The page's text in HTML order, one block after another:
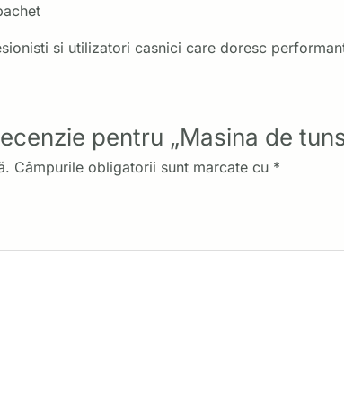
si utilizatori casnici care doresc
pentru „Masina de
Câmpurile obligatorii sunt marcate cu *